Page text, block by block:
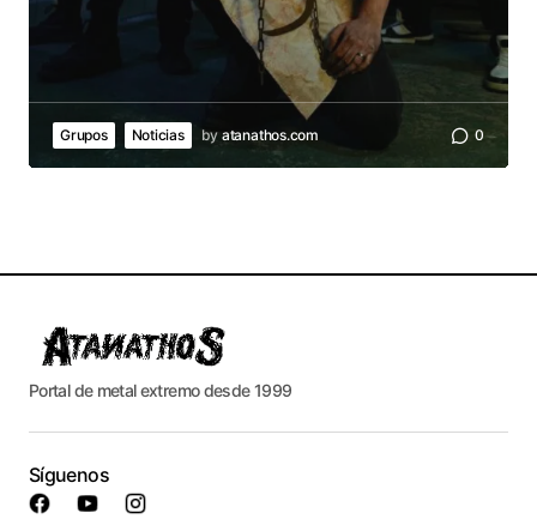
Grupos Noticias by atanathos.com 0
Portal de metal extremo desde 1999
Síguenos